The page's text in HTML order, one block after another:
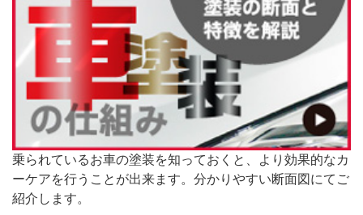
乗られているお車の塗装を知っておくと、より効果的なカ
ーケアを行うことが出来ます。分かりやすい断面図にてご
紹介します。